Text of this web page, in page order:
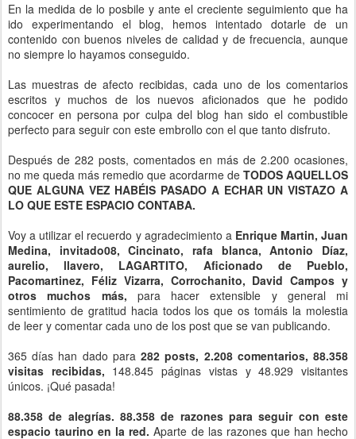
En la medida de lo posbile y ante el creciente seguimiento que ha
ido experimentando el blog, hemos intentado dotarle de un
contenido con buenos niveles de calidad y de frecuencia, aunque
no siempre lo hayamos conseguido.
Las muestras de afecto recibidas, cada uno de los comentarios
escritos y muchos de los nuevos aficionados que he podido
concocer en persona por culpa del blog han sido el combustible
perfecto para seguir con este embrollo con el que tanto disfruto.
Después de 282 posts, comentados en más de 2.200 ocasiones,
no me queda más remedio que acordarme de TODOS AQUELLOS
QUE ALGUNA VEZ HABÉIS PASADO A ECHAR UN VISTAZO A
LO QUE ESTE ESPACIO CONTABA.
Voy a utilizar el recuerdo y agradecimiento a Enrique Martin, Juan
Medina, invitado08, Cincinato, rafa blanca, Antonio Díaz,
aurelio, llavero, LAGARTITO, Aficionado de Pueblo,
Pacomartinez, Féliz Vizarra, Corrochanito, David Campos y
otros muchos más, para hacer extensible y general mi
sentimiento de gratitud hacia todos los que os tomáis la molestia
de leer y comentar cada uno de los post que se van publicando.
365 días han dado para282 posts, 2.208 comentarios, 88.358
visitas recibidas, 148.845 páginas vistas y 48.929 visitantes
únicos. ¡Qué pasada!
88.358 de alegrías. 88.358 de razones para seguir con este
espacio taurino en la red.Aparte de las razones que han hecho